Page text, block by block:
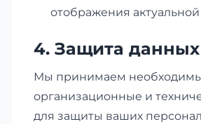
отображения
4. Защита данных
Мы принимаем
организационные и
для защиты ваших